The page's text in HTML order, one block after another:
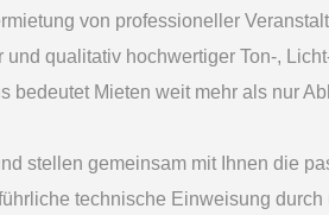
von professioneller
qualitativ hochwertiger Ton-,
Mieten weit mehr als nur
stellen gemeinsam mit Ihnen die
technische Einweisung durch